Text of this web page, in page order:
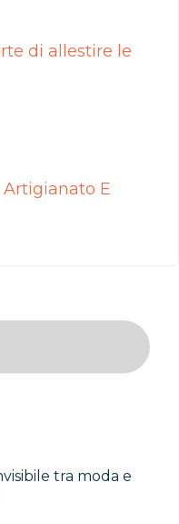
di allestire le
E
tra moda e